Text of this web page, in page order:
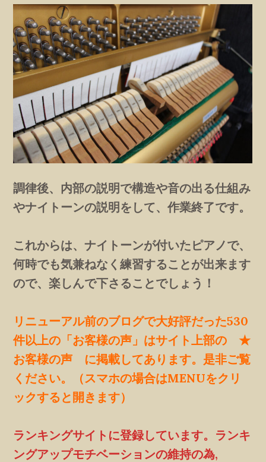
調律後、内部の説明で構造や音の出る仕組み
やナイトーンの説明をして、作業終了です。
これからは、ナイトーンが付いたピアノで、
何時でも気兼ねなく練習することが出来ます
ので、楽しんで下さることでしょう！
リニューアル前のブログで大好評だった530
件以上の「お客様の声」はサイト上部の ★
お客様の声 に掲載してあります。是非ご覧
ください。（スマホの場合はMENUをクリ
ックすると開きます）
ランキングサイトに登録しています。ランキ
ングアップモチベーションの維持の為,